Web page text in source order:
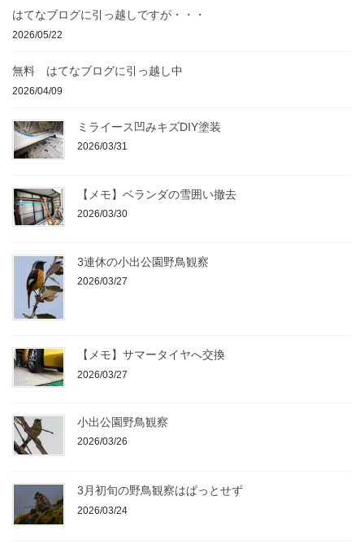
はてなブログに引っ越しですが・・・
2026/05/22
無料 はてなブログに引っ越し中
2026/04/09
ミライース凹みキズDIY塗装
2026/03/31
【メモ】ベランダの雪囲い撤去
2026/03/30
3連休の小出公園野鳥観察
2026/03/27
【メモ】サマータイヤへ交換
2026/03/27
小出公園野鳥観察
2026/03/26
3月初旬の野鳥観察はぱっとせず
2026/03/24